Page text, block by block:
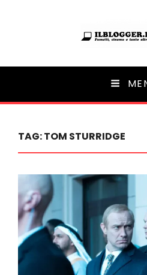
Ilblogger.it
Il portalino di blog |
TAG:TOM STURRIDGE